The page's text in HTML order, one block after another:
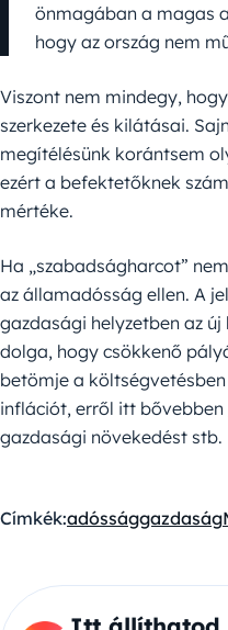
önmagában a magas
hogy az ország nem
Viszont nem mindegy,
szerkezete és kilátásai.
megítélésünk korántsem
ezért a befektetőknek
mértéke.
Ha „szabadságharcot”
az államadósság ellen. A
gazdasági helyzetben az
dolga, hogy csökkenő
betömje a
inflációt, erről itt bővebben
gazdasági növekedést stb.
Címkék:adóssággazdaság